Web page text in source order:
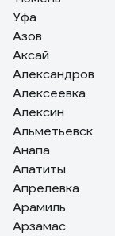
Уфа
Азов
Аксай
Александров
Алексеевка
Алексин
Альметьевск
Анапа
Апатиты
Апрелевка
Арамиль
Арзамас